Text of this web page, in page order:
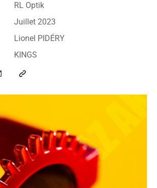
RL Optik
Juillet 2023
Lionel PIDÉRY
KINGS